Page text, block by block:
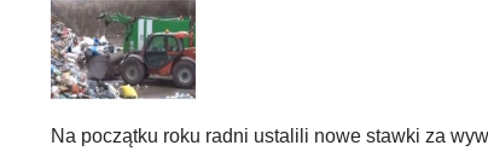
Na początku roku radni ustalili nowe stawki za